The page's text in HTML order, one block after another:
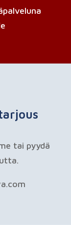
tai pyydä